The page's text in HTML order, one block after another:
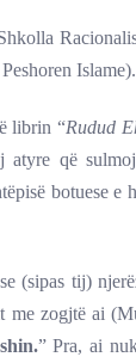
Islame).
librin “Rudud
atyre që
botuese
(sipas tij)
zogjtë ai
” Pra, ai